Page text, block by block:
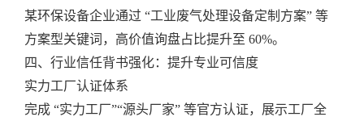
某环保设备企业通过 “工业废气处理设备定制方案” 等
方案型关键词，高价值询盘占比提升至 60%。
四、行业信任背书强化：提升专业可信度
实力工厂认证体系
完成 “实力工厂”“源头厂家” 等官方认证，展示工厂全